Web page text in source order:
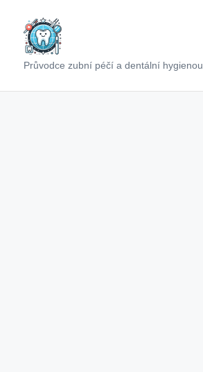
contentPrůvodce zubní péčí a dentální hygienou